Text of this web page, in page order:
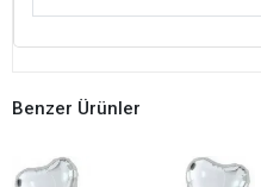
Benzer Ürünler